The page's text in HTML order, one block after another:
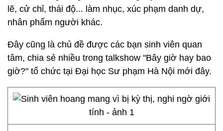
lẽ, cử chỉ, thái độ... làm nhục, xúc phạm danh dự,
nhân phẩm người khác.
Đây cũng là chủ đề được các bạn sinh viên quan
tâm, chia sẻ nhiều trong talkshow "Bây giờ hay bao
giờ?" tổ chức tại Đại học Sư phạm Hà Nội mới đây.